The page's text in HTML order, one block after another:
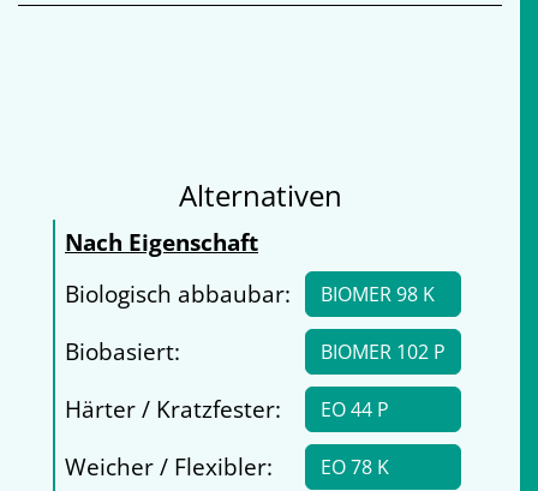
Alternativen
Nach Eigenschaft
Biologisch abbaubar:
BIOMER 98 K
Biobasiert: BIOMER 102 P
Härter / Kratzfester: EO 44 P
Weicher / Flexibler: EO 78 K